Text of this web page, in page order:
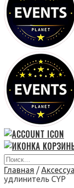
Главная /
удлинитель CYP